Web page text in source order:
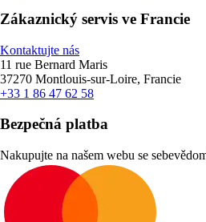
Zákaznický servis ve Francie
Kontaktujte nás
11 rue Bernard Maris
37270 Montlouis-sur-Loire, Francie
+33 1 86 47 62 58
Bezpečná platba
Nakupujte na našem webu se